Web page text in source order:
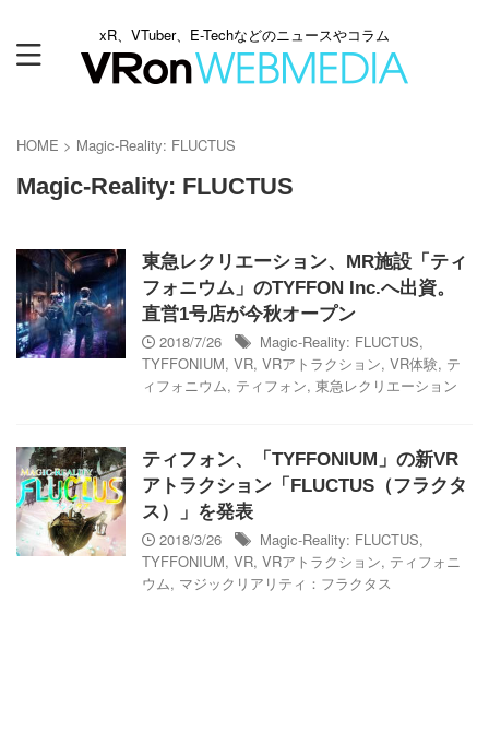
xR、VTuber、E-Techなどのニュースやコラム
HOME > Magic-Reality: FLUCTUS
Magic-Reality: FLUCTUS
東急レクリエーション、MR施設「ティ
フォニウム」のTYFFON Inc.へ出資。
直営1号店が今秋オープン
2018/7/26
Magic-Reality: FLUCTUS,
TYFFONIUM, VR, VRアトラクション, VR体験, テ
ィフォニウム, ティフォン, 東急レクリエーション
ティフォン、「TYFFONIUM」の新VR
アトラクション「FLUCTUS（フラクタ
ス）」を発表
2018/3/26
Magic-Reality: FLUCTUS,
TYFFONIUM, VR, VRアトラクション, ティフォニ
ウム, マジックリアリティ：フラクタス